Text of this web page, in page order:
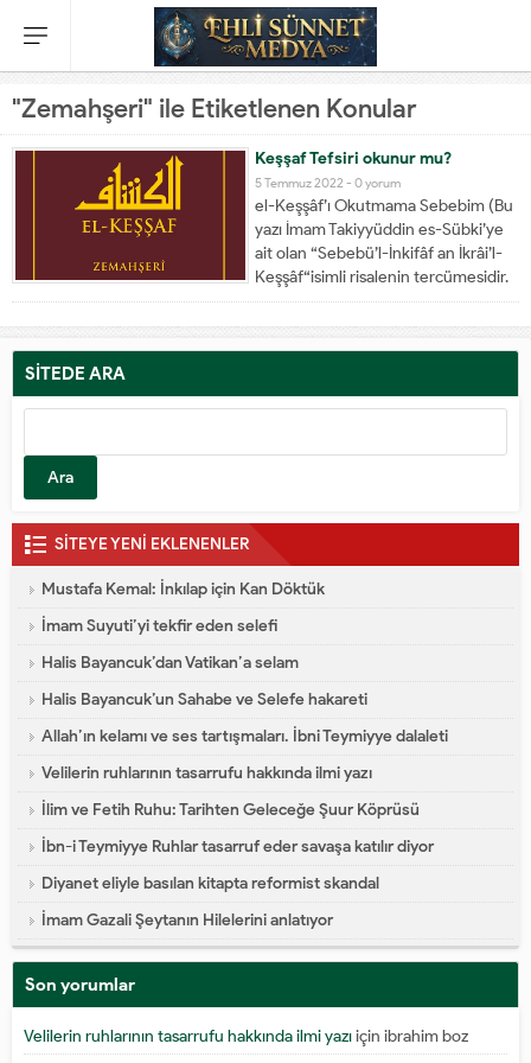
"Zemahşeri" ile Etiketlenen Konular
Keşşaf Tefsiri okunur mu?
5 Temmuz 2022 - 0 yorum
el-Keşşâf’ı Okutmama Sebebim (Bu
yazı İmam Takiyyüddin es-Sübki’ye
ait olan “Sebebü’l-İnkifâf an İkrâi’l-
Keşşâf“isimli risalenin tercümesidir.
İlgili risaleyi İmam Celaleddin es-
Suyûtî “Tuhfetü’l-Edîb fi Nuhat-ı
Muğni’l-lebîb” isimli kitabında,
bölümünde zikretmiştir.) بسم الله
SİTEDE ARA
SİTEYE YENİ EKLENENLER
Mustafa Kemal: İnkılap için Kan Döktük
İmam Suyuti’yi tekfir eden selefi
Halis Bayancuk’dan Vatikan’a selam
Halis Bayancuk’un Sahabe ve Selefe hakareti
Allah’ın kelamı ve ses tartışmaları. İbni Teymiyye dalaleti
Velilerin ruhlarının tasarrufu hakkında ilmi yazı
İlim ve Fetih Ruhu: Tarihten Geleceğe Şuur Köprüsü
İbn-i Teymiyye Ruhlar tasarruf eder savaşa katılır diyor
Diyanet eliyle basılan kitapta reformist skandal
İmam Gazali Şeytanın Hilelerini anlatıyor
Son yorumlar
Velilerin ruhlarının tasarrufu hakkında ilmi yazıiçin ibrahim boz